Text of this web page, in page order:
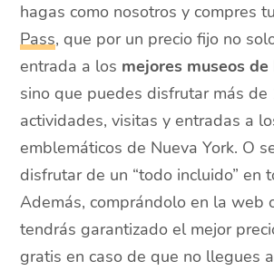
hagas como nosotros y compres
Pass, que por un precio fijo no
entrada a los mejores museos de
sino que puedes disfrutar más de
actividades, visitas y entradas a
emblemáticos de Nueva York. O
disfrutar de un “todo incluido” en
Además, comprándolo en la web
tendrás garantizado el mejor
gratis en caso de que no llegues